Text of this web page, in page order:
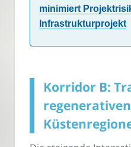
minimiert
Infrastrukturprojekt
Korridor B: